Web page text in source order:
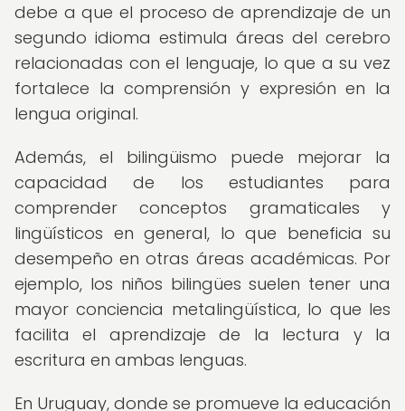
debe a que el proceso de aprendizaje de un
segundo idioma estimula áreas del cerebro
relacionadas con el lenguaje, lo que a su vez
fortalece la comprensión y expresión en la
lengua original.
Además, el bilingüismo puede mejorar la
capacidad de los estudiantes para
comprender conceptos gramaticales y
lingüísticos en general, lo que beneficia su
desempeño en otras áreas académicas. Por
ejemplo, los niños bilingües suelen tener una
mayor conciencia metalingüística, lo que les
facilita el aprendizaje de la lectura y la
escritura en ambas lenguas.
En Uruguay, donde se promueve la educación